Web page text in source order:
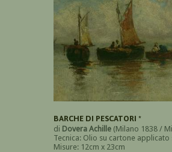
BARCHE DI PESCATORI *
di Dovera Achille (Milano 1838 /
Tecnica: Olio su cartone applicato
Misure: 12cm x 23cm